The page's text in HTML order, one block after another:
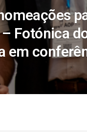
Fotónica
em